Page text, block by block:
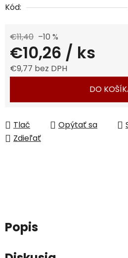
Kód:
€11,40 –10 %
€10,26 / ks
€9,77 bez DPH
DO
Tlač Opýtať sa
Zdieľať
Popis